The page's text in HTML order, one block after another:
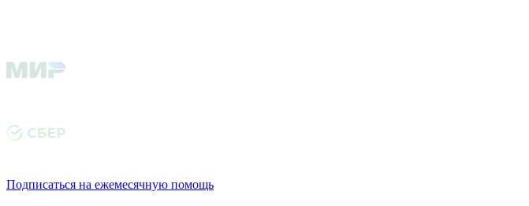
Подписаться на ежемесячную помощь